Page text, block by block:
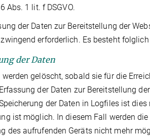
Abs. 1 lit. f DSGVO.
der Daten zur Bereitstellung der
erforderlich. Es besteht
der Daten
werden gelöscht, sobald sie für die
der Daten zur Bereitstellung
der Daten in Logfiles ist
ist möglich. In diesem Fall werden
des aufrufenden Geräts nicht mehr